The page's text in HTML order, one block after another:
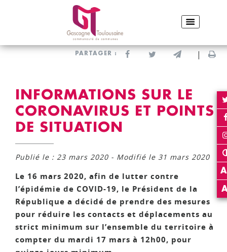
ACTUALITÉS
INFORMATIONS SUR LE CORONAVIRUS ET POINTS DE
PARTAGER : Partager sur Facebook
Partager sur Twitter
Envoyer par
INFORMATIONS SUR LE
CORONAVIRUS ET POINTS
DE SITUATION
Publié le : 23 mars 2020 - Modifié le 31 mars 2020
Le 16 mars 2020, afin de lutter contre
l’épidémie de COVID-19, le Président de la
République a décidé de prendre des mesures
pour réduire les contacts et déplacements au
strict minimum sur l’ensemble du territoire à
compter du mardi 17 mars à 12h00, pour
A